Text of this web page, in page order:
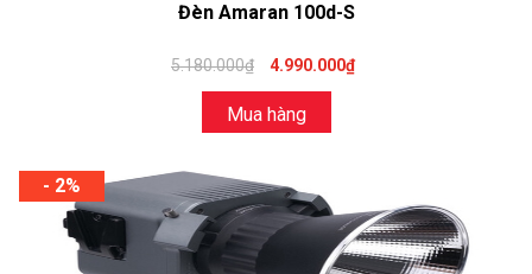
Đèn Amaran 100d-S
5.180.000₫ 4.990.000₫
Mua hàng
- 2%